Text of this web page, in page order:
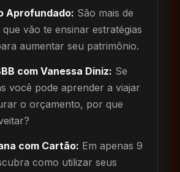
Aprofundado: São mais de
vão te ensinar estratégias
aumentar seu patrimônio.
com Vanessa Diniz: Se
você pode aprender a viajar
o orçamento, por que
com Cartão: Em apenas 9
como utilizar seus